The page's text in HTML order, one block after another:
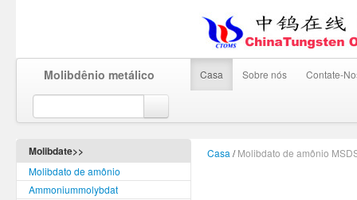
Molibdênio metálico Casa Sobre nós Contate-
Molibdate>>
Molibdato de amônio
Ammoniummolybdat
Casa / Molibdato de amônio